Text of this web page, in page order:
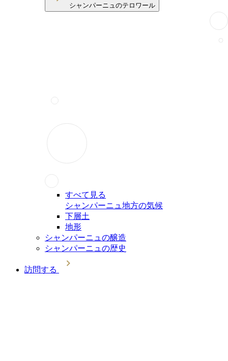
シャンパーニュのテロワール
すべて見る
シャンパーニュ地方の気候
下層土
地形
シャンパーニュの醸造
シャンパーニュの歴史
訪問する